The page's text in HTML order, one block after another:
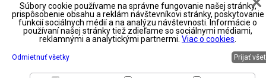
Footer
predajné
miesta
dopravy
zoznam
Obchodné
podmienky
spôsob platby
spôsob
dopravy
reklamácie
Obchodné
podmienky2
spôsob platby
spôsob
partnerov
Obchodné
podmienky3
spôsob platby
spôsob
prenájom
Súbory cookie používame na správne fungovanie našej stránky,
prispôsobenie obsahu a reklám návštevníkovi stránky, poskytovanie
funkcií sociálnych médií a na analýzu návštevnosti. Informácie o
používaní našej stránky tiež zdieľame so sociálnymi médiami,
reklamnými a analytickými partnermi. Viac o cookies
Odmietnuť všetky Prijať